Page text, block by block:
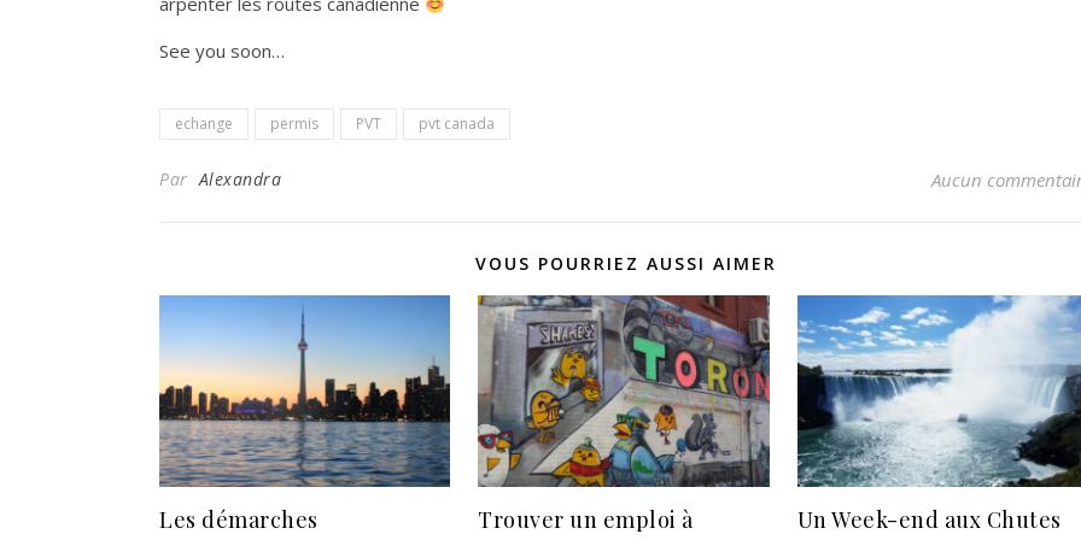
See you soon…
echange permis PVT pvt canada
ParAlexandra Aucun
VOUS POURRIEZ AUSSI AIMER
Les démarches Trouver un emploi à Un Week-end aux Chutes